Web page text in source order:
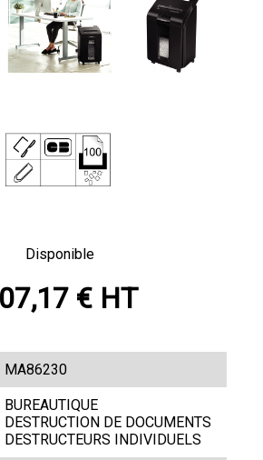
Disponible
€ HT
MA86230
BUREAUTIQUE
DESTRUCTION DE DOCUMENTS
DESTRUCTEURS INDIVIDUELS